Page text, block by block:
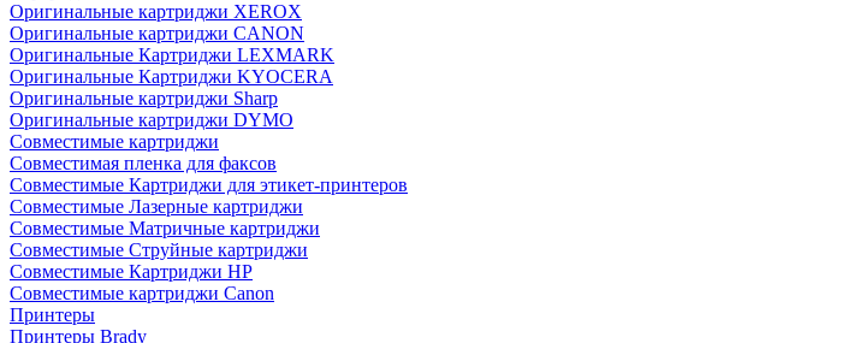
Оригинальные картриджи XEROX
Оригинальные картриджи CANON
Оригинальные Картриджи LEXMARK
Оригинальные Картриджи KYOCERA
Оригинальные картриджи Sharp
Оригинальные картриджи DYMO
Совместимые картриджи
Совместимая пленка для факсов
Совместимые Картриджи для этикет-принтеров
Совместимые Лазерные картриджи
Совместимые Матричные картриджи
Совместимые Струйные картриджи
Совместимые Картриджи HP
Совместимые картриджи Canon
Принтеры
Принтеры Brady